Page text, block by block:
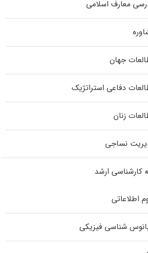
معارف اسلامی
جهان
دفاعی استراتژیک
زنان
نساجی
کارشناسی ارشد
اطلاعاتی
شناسی فیزیکی